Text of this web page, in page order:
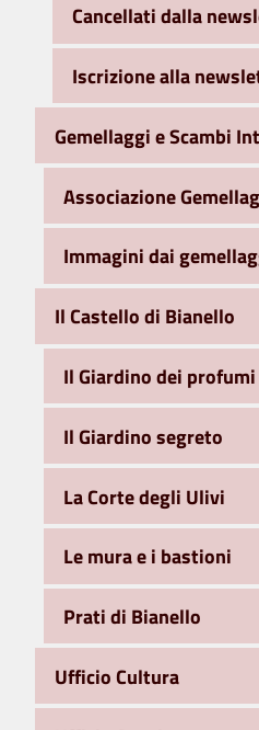
Cancellati dalla
Iscrizione alla
Gemellaggi e Scambi
Associazione
Immagini dai
Il Castello di Bianello
Il Giardino dei profumi
Il Giardino segreto
La Corte degli Ulivi
Le mura e i bastioni
Prati di Bianello
Ufficio Cultura